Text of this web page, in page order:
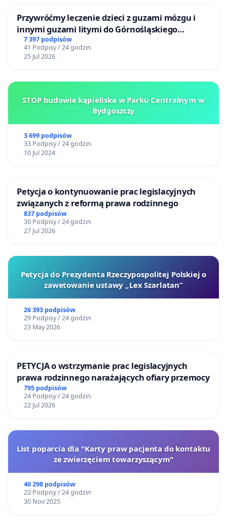
Przywróćmy leczenie dzieci z guzami mózgu i
innymi guzami litymi do Górnośląskiego
Centrum Zdrowia Dziecka w Katowicach
7 397 podpisów
41 Podpisy / 24 godzin
25 Jul 2026
STOP budowie kąpieliska w Parku Centralnym w
Bydgoszczy
3 699 podpisów
33 Podpisy / 24 godzin
10 Jul 2024
Petycja o kontynuowanie prac legislacyjnych
związanych z reformą prawa rodzinnego
837 podpisów
30 Podpisy / 24 godzin
27 Jul 2026
Petycja do Prezydenta Rzeczypospolitej Polskiej o
zawetowanie ustawy „Lex Szarlatan”
26 393 podpisów
29 Podpisy / 24 godzin
23 May 2026
PETYCJA o wstrzymanie prac legislacyjnych
prawa rodzinnego narażających ofiary przemocy
795 podpisów
24 Podpisy / 24 godzin
22 Jul 2026
List poparcia dla "Karty praw pacjenta do kontaktu
ze zwierzęciem towarzyszącym"
40 298 podpisów
22 Podpisy / 24 godzin
30 Nov 2025